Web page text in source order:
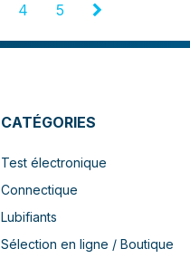
4 5
CATÉGORIES
Test électronique
Connectique
Lubifiants
Sélection en ligne / Boutique